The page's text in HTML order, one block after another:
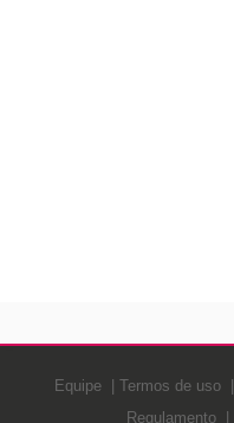
Equipe Termos de uso
Regulamento